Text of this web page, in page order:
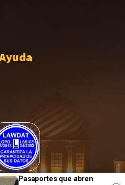
un grado más de compromiso en el
Pasaportes que abren